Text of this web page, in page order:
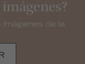
imágenes?
imágenes de la